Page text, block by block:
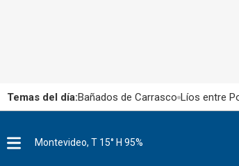
Temas del día:Bañados de Carrasco Líos entre
Montevideo, T 15° H 95%